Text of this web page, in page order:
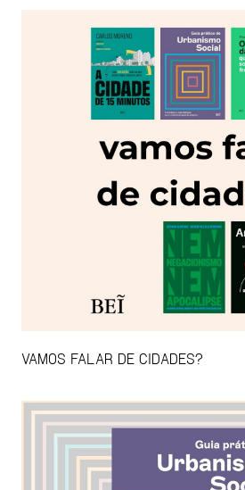
VAMOS FALAR DE CIDADES?